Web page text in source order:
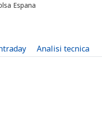
Espana
Analisi tecnica